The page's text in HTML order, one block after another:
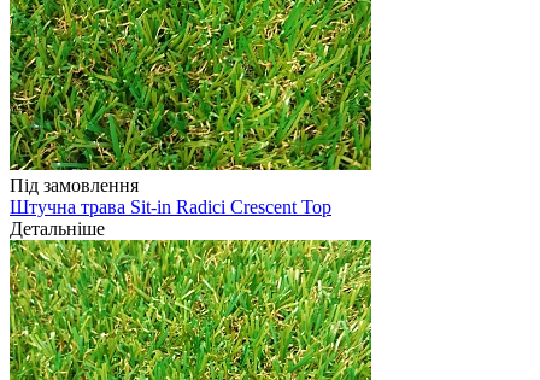
Під замовлення
Штучна трава Sit-in Radici Crescent Top
Детальніше